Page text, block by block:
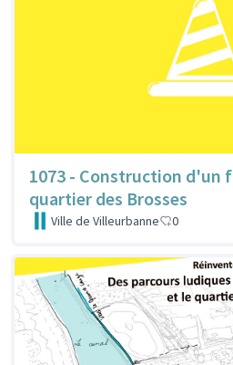
1073 - Construction d'un
quartier des Brosses
Ville de Villeurbanne 0